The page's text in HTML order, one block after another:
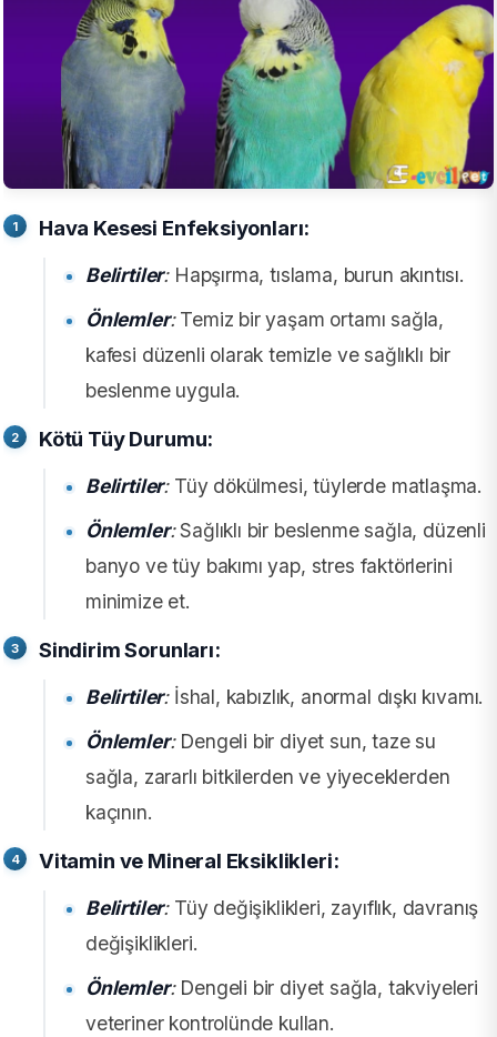
Hava Kesesi Enfeksiyonları:
Belirtiler:Hapşırma, tıslama, burun akıntısı.
Önlemler:Temiz bir yaşam ortamı sağla,
kafesi düzenli olarak temizle ve sağlıklı bir
beslenme uygula.
Kötü Tüy Durumu:
Belirtiler:Tüy dökülmesi, tüylerde matlaşma.
Önlemler:Sağlıklı bir beslenme sağla, düzenli
banyo ve tüy bakımı yap, stres faktörlerini
minimize et.
Sindirim Sorunları:
Belirtiler:İshal, kabızlık, anormal dışkı kıvamı.
Önlemler:Dengeli bir diyet sun, taze su
sağla, zararlı bitkilerden ve yiyeceklerden
kaçının.
Vitamin ve Mineral Eksiklikleri:
Belirtiler:Tüy değişiklikleri, zayıflık, davranış
değişiklikleri.
Önlemler:Dengeli bir diyet sağla, takviyeleri
veteriner kontrolünde kullan.